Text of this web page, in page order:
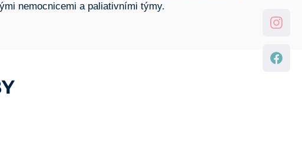
nemocnicemi a paliativními týmy.